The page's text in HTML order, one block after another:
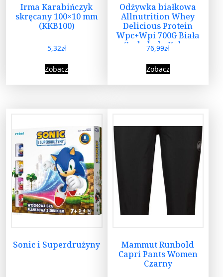
Irma Karabińczyk
skręcany 100×10 mm
(KKB100)
5,32zł
Zobacz
Odżywka białkowa
Allnutrition Whey
Delicious Protein
Wpc+Wpi 700G Biała
Czekolada Kokos
76,99zł
Zobacz
Sonic i Superdrużyny
Mammut Runbold
Capri Pants Women
Czarny